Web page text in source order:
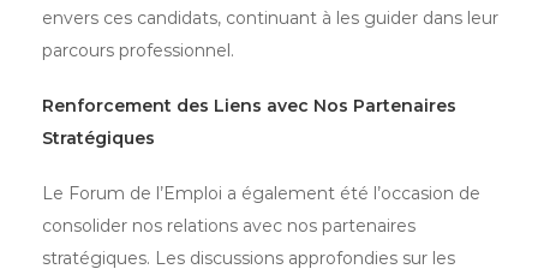
envers ces candidats, continuant à les guider dans leur
parcours professionnel.
Renforcement des Liens avec Nos Partenaires
Stratégiques
Le Forum de l’Emploi a également été l’occasion de
consolider nos relations avec nos partenaires
stratégiques. Les discussions approfondies sur les